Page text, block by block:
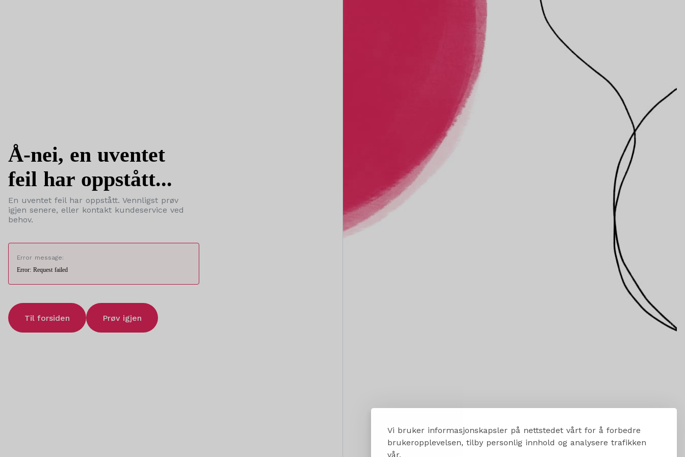
Vi bruker informasjonskapsler på nettstedet vårt for å forbedre
brukeropplevelsen, tilby personlig innhold og analysere trafikken
vår.
Å-nei, en uventet
feil har oppstått...
En uventet feil har oppstått. Vennligst prøv
igjen senere, eller kontakt kundeservice ved
behov.
Error message:
Error: Request failed
Til forsiden Prøv igjen